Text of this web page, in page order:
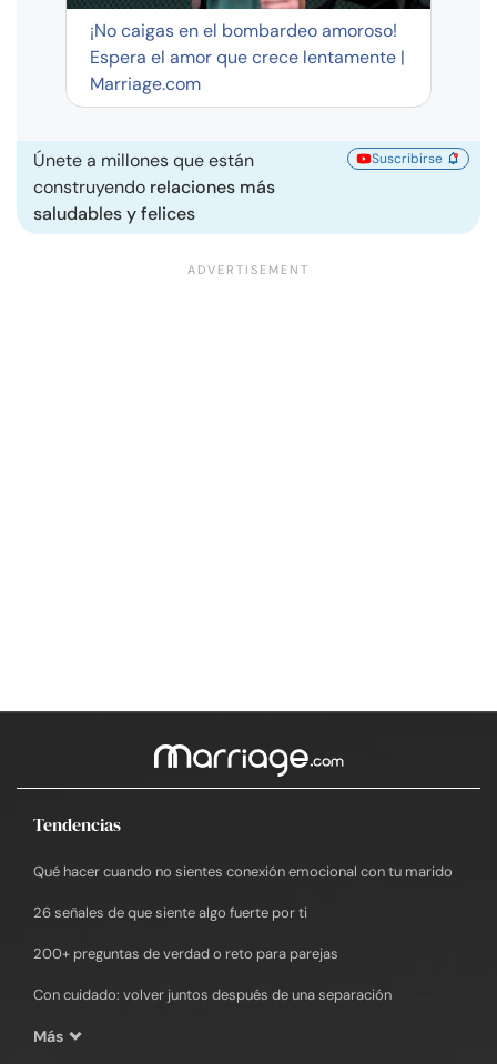
¡No caigas en el bombardeo amoroso!
Espera el amor que crece lentamente |
Marriage.com
Únete a millones que están
construyendo relaciones más
saludables y felices
Suscribirse
Tendencias
Qué hacer cuando no sientes conexión emocional con tu marido
26 señales de que siente algo fuerte por ti
200+ preguntas de verdad o reto para parejas
Con cuidado: volver juntos después de una separación
Más